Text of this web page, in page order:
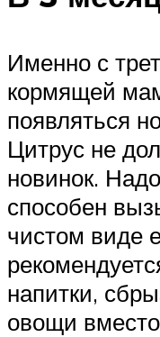
Именно с
кормящей
появляться
Цитрус не
новинок.
способен
чистом виде
напитки,
овощи